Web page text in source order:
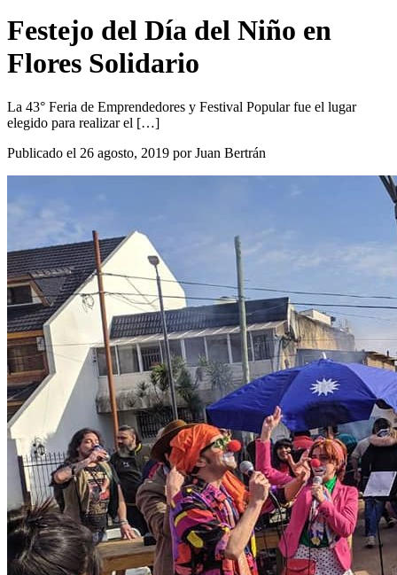
Festejo del Día del Niño en
Flores Solidario
La 43° Feria de Emprendedores y Festival Popular fue el lugar
elegido para realizar el […]
Publicado el 26 agosto, 2019 por Juan Bertrán